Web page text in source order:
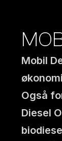
Mobil
Også
Diesel